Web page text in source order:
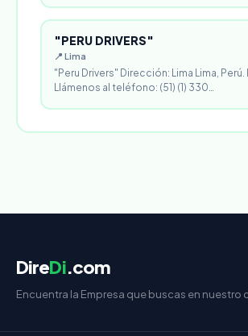
"PERU DRIVERS"
📍 Lima
"Peru Drivers" Dirección: Lima Lima, Perú.
Llámenos al teléfono: (51) (1) 330…
DireDi.com
Encuentra la Empresa que buscas en nuestro